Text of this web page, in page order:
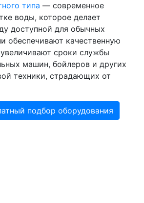
типа — современное
воды, которое делает
доступной для обычных
обеспечивают качественную
сроки службы
машин, бойлеров и других
техники, страдающих от
подбор оборудования